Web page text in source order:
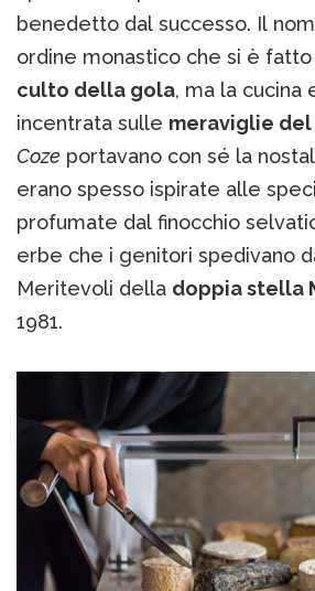
benedetto dal successo. Il
ordine monastico che si è
culto della gola, ma la cucina
incentrata sulle meraviglie del
Coze portavano con sé la
erano spesso ispirate alle
profumate dal finocchio
erbe che i genitori spedivano
Meritevoli della doppia stella
1981.